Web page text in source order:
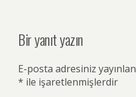
Bir yanıt yazın
E-posta adresiniz
* ile işaretlenmişlerdir